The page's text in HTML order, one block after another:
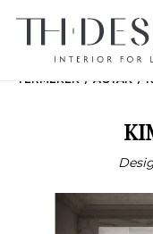
TERMÉKEK ÁGYAK